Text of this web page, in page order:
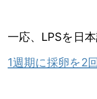
一応、LPSを日
1週期に採卵を2